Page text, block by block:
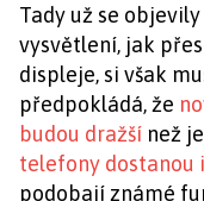
Tady už se
vysvětlení, jak
displeje, si však
předpokládá, že
budou dražší než
telefony dostanou
podobají známé